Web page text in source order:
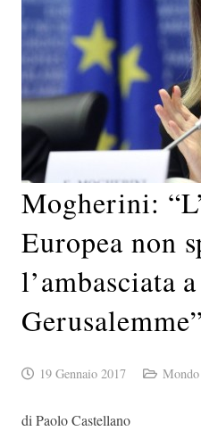
Mogherini:
Europea non
l’ambasciata a
Gerusalemme”
19 Gennaio 2017 Mondo
di Paolo Castellano